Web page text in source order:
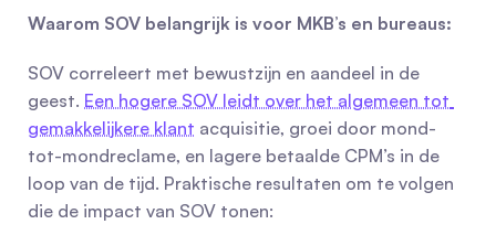
Waarom SOV belangrijk is voor MKB’s en bureaus:
SOV correleert met bewustzijn en aandeel in de
geest. Een hogere SOV leidt over het algemeen tot
gemakkelijkere klant acquisitie, groei door mond-
tot-mondreclame, en lagere betaalde CPM’s in de
loop van de tijd. Praktische resultaten om te volgen
die de impact van SOV tonen: